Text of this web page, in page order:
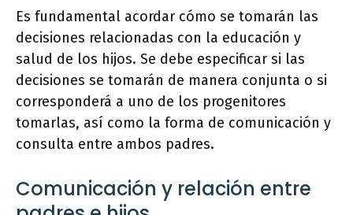
Es fundamental acordar cómo se tomarán las
decisiones relacionadas con la educación y
salud de los hijos. Se debe especificar si las
decisiones se tomarán de manera conjunta o si
corresponderá a uno de los progenitores
tomarlas, así como la forma de comunicación y
consulta entre ambos padres.
Comunicación y relación entre